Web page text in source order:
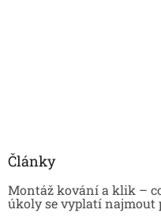
Články
Montáž kování a klik –
úkoly se vyplatí najmout